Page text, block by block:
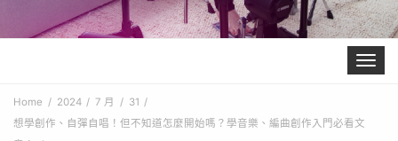
Toggle
Home 2024 7 月
31
想學創作、自彈自唱！但不知道怎麼開始嗎？學音樂、編曲創作入門必看文